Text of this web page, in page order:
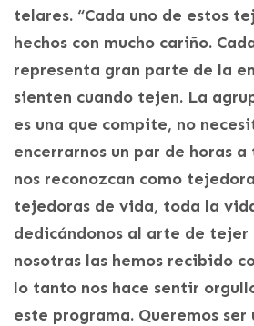
telares. “Cada uno de estos
hechos con mucho cariño.
representa gran parte de la
sienten cuando tejen. La
es una que compite, no
encerrarnos un par de horas
nos reconozcan como
tejedoras de vida, toda la
dedicándonos al arte de tejer
nosotras las hemos recibido
lo tanto nos hace sentir
este programa. Queremos